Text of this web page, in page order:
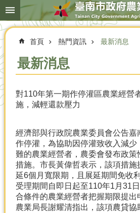
跳到主要內容區塊
搜
尋
進
本
局
農
業
概
況
優
首頁 熱門資訊 最新消息
最新消息
對110年第一期作停灌區農業經營
施，減輕還款壓力
經濟部與行政院農業委員會公告嘉
作停灌，為協助因停灌致收入減少
難的農業經營者，農委會發布政策
措施。市長黃偉哲表示，該項措施
延6個月寬限期，且展延期間免收
受理期間自即日起至110年1月31
合條件的農業經營者把握期限提出
農業局長謝耀清指出，該項農貸協